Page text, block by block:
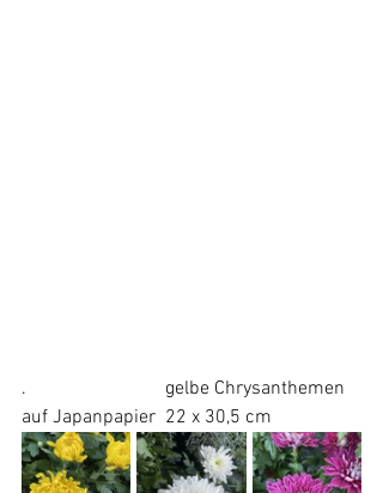
. 			gelbe Chrysanthemen
auf Japanpapier  22 x 30,5 cm